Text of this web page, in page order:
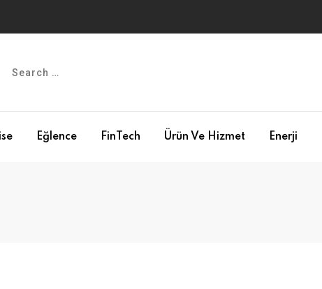
Eğlence FinTech Ürün Ve Hizmet Enerji